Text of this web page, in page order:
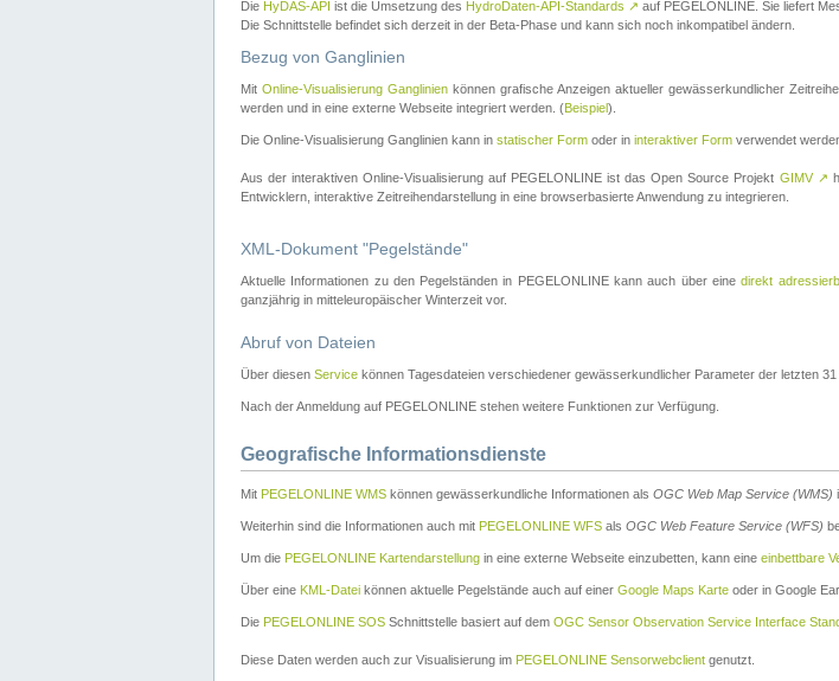
Die HyDAS-API ist die Umsetzung des HydroDaten-API-Standards ↗ auf PEGELONLINE. Sie liefert
Die Schnittstelle befindet sich derzeit in der Beta-Phase und kann sich noch inkompatibel ändern.
Bezug von Ganglinien
MitOnline-Visualisierung Ganglinien können grafische Anzeigen aktueller gewässerkundlicher
werden und in eine externe Webseite integriert werden. (Beispiel).
Die Online-Visualisierung Ganglinien kann in statischer Form oder in interaktiver Form verwendet
Aus der interaktiven Online-Visualisierung auf PEGELONLINE ist das Open Source Projekt GIMV ↗
Entwicklern, interaktive Zeitreihendarstellung in eine browserbasierte Anwendung zu integrieren.
XML-Dokument "Pegelstände"
Aktuelle Informationen zu den Pegelständen in PEGELONLINE kann auch über einedirekt
ganzjährig in mitteleuropäischer Winterzeit vor.
Abruf von Dateien
Über diesen Service können Tagesdateien verschiedener gewässerkundlicher Parameter der letzten 31
Nach der Anmeldung auf PEGELONLINE stehen weitere Funktionen zur Verfügung.
Geografische Informationsdienste
Mit PEGELONLINE WMS können gewässerkundliche Informationen als OGC Web Map Service (WMS)
Weiterhin sind die Informationen auch mit PEGELONLINE WFS als OGC Web Feature Service (WFS)
Um die PEGELONLINE Kartendarstellung in eine externe Webseite einzubetten, kann eine einbettbare
Über eine KML-Datei können aktuelle Pegelstände auch auf einer Google Maps Karte oder in Google
Die PEGELONLINE SOS Schnittstelle basiert auf dem OGC Sensor Observation Service Interface
Diese Daten werden auch zur Visualisierung im PEGELONLINE Sensorwebclient genutzt.